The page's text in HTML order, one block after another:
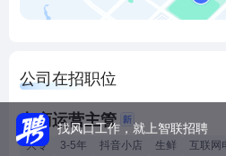
公司在招职位
电商运营主管
大专 3-5年 抖音小店 生鲜 互联网
找风口工作，就上智联招聘